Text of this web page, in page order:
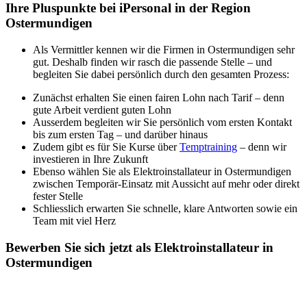
Ihre Pluspunkte bei iPersonal in der Region
Ostermundigen
Als Vermittler kennen wir die Firmen in Ostermundigen sehr
gut. Deshalb finden wir rasch die passende Stelle – und
begleiten Sie dabei persönlich durch den gesamten Prozess:
Zunächst erhalten Sie einen fairen Lohn nach Tarif – denn
gute Arbeit verdient guten Lohn
Ausserdem begleiten wir Sie persönlich vom ersten Kontakt
bis zum ersten Tag – und darüber hinaus
Zudem gibt es für Sie Kurse überTemptraining – denn wir
investieren in Ihre Zukunft
Ebenso wählen Sie als Elektroinstallateur in Ostermundigen
zwischen Temporär-Einsatz mit Aussicht auf mehr oder direkt
fester Stelle
Schliesslich erwarten Sie schnelle, klare Antworten sowie ein
Team mit viel Herz
Bewerben Sie sich jetzt als Elektroinstallateur in
Ostermundigen